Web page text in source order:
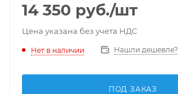
14 350 руб./шт
Цена указана без учета НДС
Нет в наличии Нашли дешевле?
ПОД ЗАКАЗ